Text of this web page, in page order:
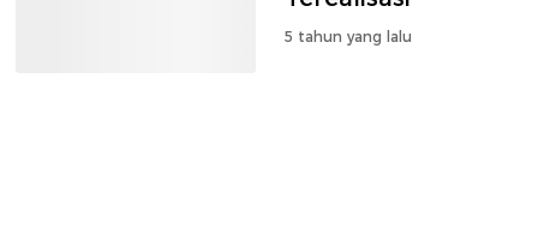
5 tahun yang lalu